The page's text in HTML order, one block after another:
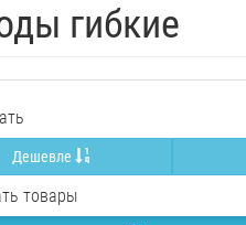
гибкие
Дешевле
товары